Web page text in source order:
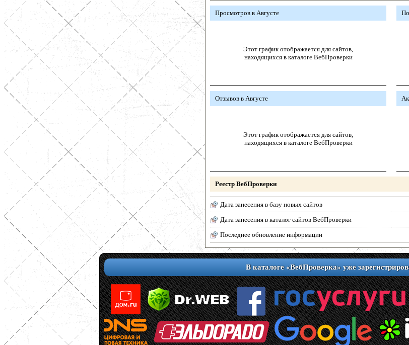
Просмотров в Августе
Этот график отображается для сайтов,
находящихся в каталоге ВебПроверки
Отзывов в Августе
Этот график отображается для сайтов,
находящихся в каталоге ВебПроверки
Реестр ВебПроверки
Дата занесения в базу новых сайтов
Дата занесения в каталог сайтов ВебПроверки
Последнее обновление информации
В каталоге «ВебПроверка» уже